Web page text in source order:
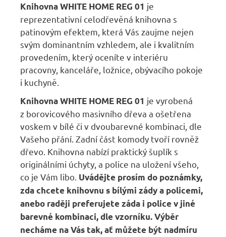
KnihovnaWHITE HOME REG 01 je
reprezentativní celodřevěná knihovna s
patinovým efektem, která Vás zaujme nejen
svým dominantním vzhledem, ale i kvalitním
provedením, který oceníte v interiéru
pracovny, kanceláře, ložnice, obývacího pokoje
i kuchyně.
KnihovnaWHITE HOME REG 01 je vyrobená
z borovicového masivního dřeva a ošetřena
voskem v bílé či v dvoubarevné kombinaci, dle
Vašeho přání. Zadní část komody tvoří rovněž
dřevo. Knihovna nabízí praktický šuplík s
originálními úchyty, a police na uložení všeho,
co je Vám libo. Uvádějte prosím do poznámky,
zda chcete knihovnu s bílými zády a policemi,
anebo raději preferujete záda i police v jiné
barevné kombinaci, dle vzorníku. Výběr
necháme na Vás tak, ať můžete být nadmíru